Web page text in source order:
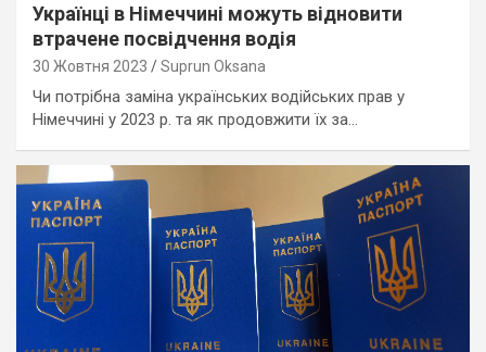
Українці в Німеччині можуть відновити
втрачене посвідчення водія
30 Жовтня 2023 Suprun Oksana
Чи потрібна заміна українських водійських прав у
Німеччині у 2023 р. та як продовжити їх за…